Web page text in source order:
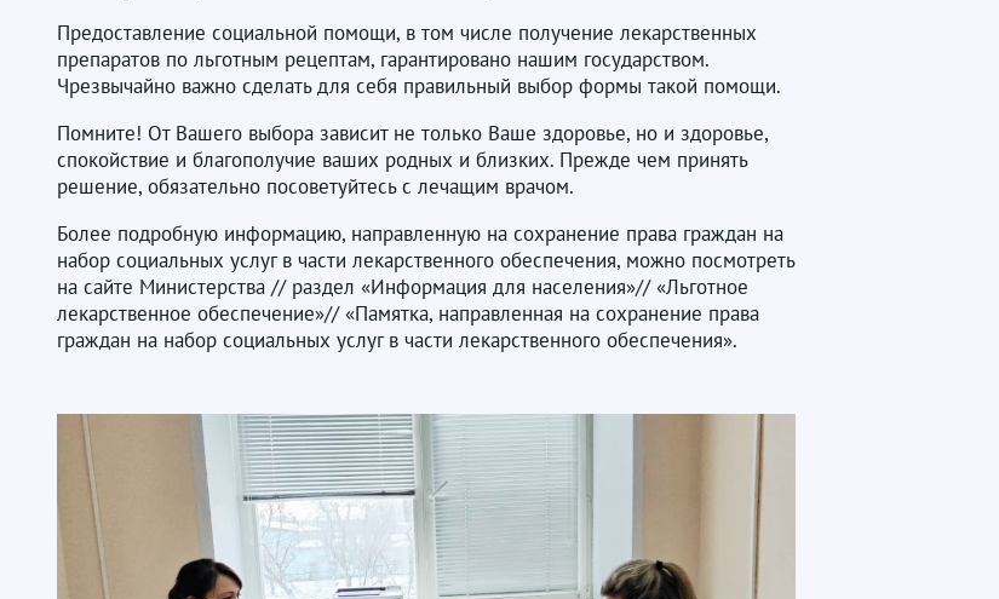
Предоставление социальной помощи, в том числе получение лекарственных
препаратов по льготным рецептам, гарантировано нашим государством.
Чрезвычайно важно сделать для себя правильный выбор формы такой помощи.
Помните! От Вашего выбора зависит не только Ваше здоровье, но и здоровье,
спокойствие и благополучие ваших родных и близких. Прежде чем принять
решение, обязательно посоветуйтесь с лечащим врачом.
Более подробную информацию, направленную на сохранение права граждан на
набор социальных услуг в части лекарственного обеспечения, можно посмотреть
на сайте Министерства // раздел «Информация для населения»// «Льготное
лекарственное обеспечение»// «Памятка, направленная на сохранение права
граждан на набор социальных услуг в части лекарственного обеспечения».